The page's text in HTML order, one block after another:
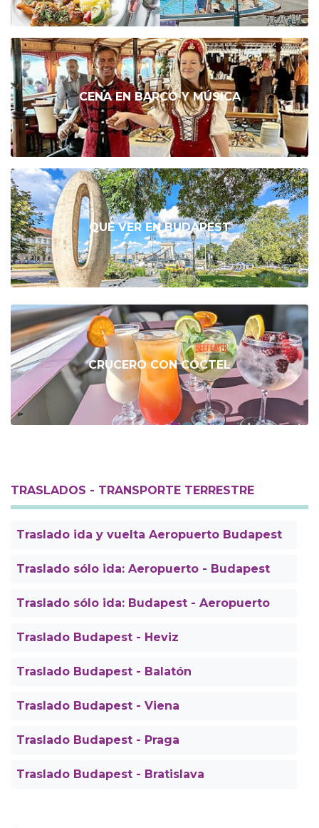
CENA EN BARCO Y MÚSICA
QUÉ VER EN BUDAPEST
CRUCERO CON CÓCTEL
TRASLADOS - TRANSPORTE TERRESTRE
Traslado ida y vuelta Aeropuerto Budapest
Traslado sólo ida: Aeropuerto - Budapest
Traslado sólo ida: Budapest - Aeropuerto
Traslado Budapest - Heviz
Traslado Budapest - Balatón
Traslado Budapest - Viena
Traslado Budapest - Praga
Traslado Budapest - Bratislava